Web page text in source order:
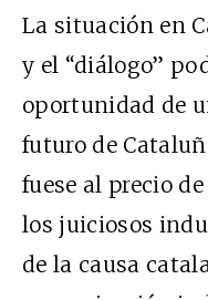
La situación en
y el “diálogo”
oportunidad de
futuro de
fuese al precio
los juiciosos
de la causa